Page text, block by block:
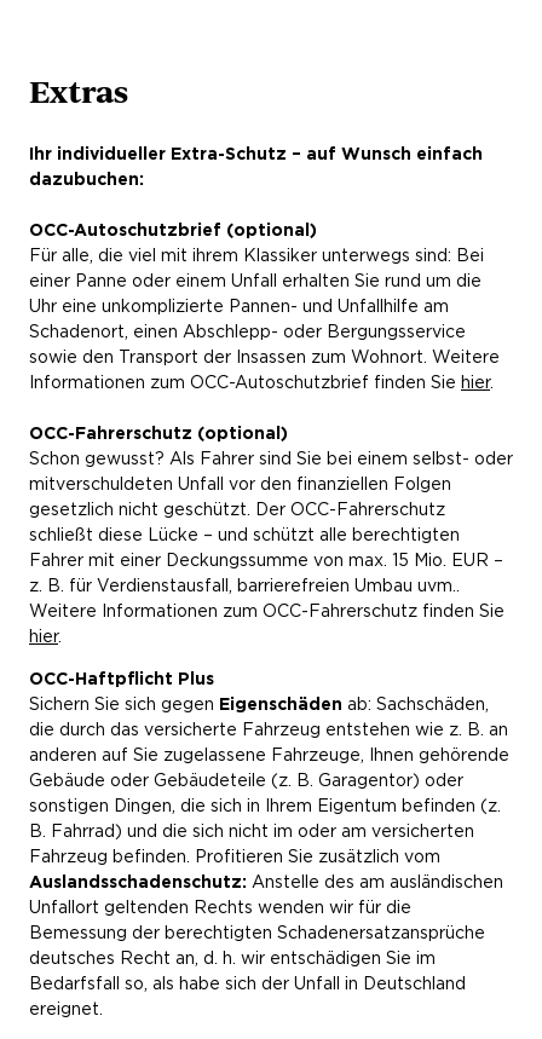
geschädigter Person.
Grobe Fahrlässigkeit
Wir verzichten darauf, Ihre Leistungen bei grober
Versicherungsschutz zu versagen.
Ruheversicherung
Wenn Sie Ihren Wagen abmelden, versichern wir den
stillgelegten Klassiker bis zu 18 Monate beitragsfrei –
auch außerhalb des Saisonzeitraums.
Mallorca Police
Sie fahren einen Mietwagen im europäischen
Ausland? Wir heben Ihre Haftpflicht für zwei Monate
auf ein deutsches Niveau – und schließen damit die
Versorgungslücke, wenn die Schadenhöhe die
Deckungssumme übersteigt (im Ausland).
KfZ-Umweltschadenversicherung
in Folge eines Unfalls oder einer Panne
Umweltschäden verursacht.
Schuldfrage
Wir prüfen die Schuldfrage für Sie, leisten bei
berechtigten Schadenersatzansprüchen und wehren
unberechtigte Forderungen ab.
Eigenschadenversicherung bei Sammlungen
Es kommt zu einer Kollision innerhalb Ihrer
Sammlung? Wir übernehmen den Schaden für Sie –
z.B. auch für Ihr Alltagsauto, wenn dies beim
Provinzial NordWest-Konzern versichert ist.
Extras
Ihr individueller Extra-Schutz – auf Wunsch einfach
dazubuchen:
OCC-Autoschutzbrief (optional)
Für alle, die viel mit ihrem Klassiker unterwegs sind: Bei
einer Panne oder einem Unfall erhalten Sie rund um die
Uhr eine unkomplizierte Pannen- und Unfallhilfe am
Schadenort, einen Abschlepp- oder Bergungsservice
sowie den Transport der Insassen zum Wohnort. Weitere
Informationen zum OCC-Autoschutzbrief finden Sie hier.
OCC-Fahrerschutz (optional)
Schon gewusst? Als Fahrer sind Sie bei einem selbst- oder
mitverschuldeten Unfall vor den finanziellen Folgen
gesetzlich nicht geschützt. Der OCC-Fahrerschutz
schließt diese Lücke – und schützt alle berechtigten
Fahrer mit einer Deckungssumme von max. 15 Mio. EUR –
z. B. für Verdienstausfall, barrierefreien Umbau uvm..
Weitere Informationen zum OCC-Fahrerschutz finden Sie
hier.
OCC-Haftpflicht Plus
Sichern Sie sich gegen Eigenschäden ab: Sachschäden,
die durch das versicherte Fahrzeug entstehen wie z. B. an
anderen auf Sie zugelassene Fahrzeuge, Ihnen gehörende
Gebäude oder Gebäudeteile (z. B. Garagentor) oder
sonstigen Dingen, die sich in Ihrem Eigentum befinden (z.
B. Fahrrad) und die sich nicht im oder am versicherten
Fahrzeug befinden. Profitieren Sie zusätzlich vom
Auslandsschadenschutz: Anstelle des am ausländischen
Unfallort geltenden Rechts wenden wir für die
Bemessung der berechtigten Schadenersatzansprüche
deutsches Recht an, d. h. wir entschädigen Sie im
Bedarfsfall so, als habe sich der Unfall in Deutschland
ereignet.